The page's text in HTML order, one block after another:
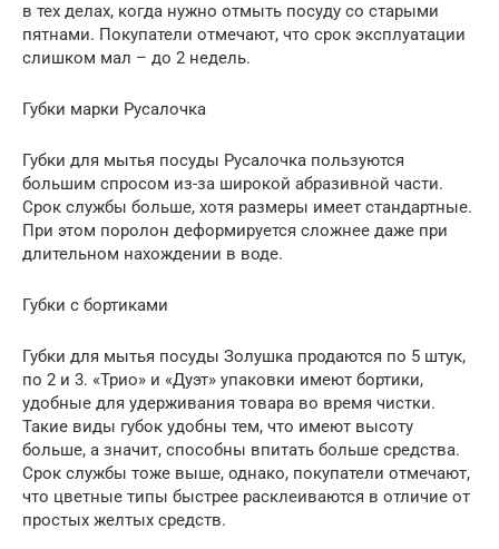
в тех делах, когда нужно отмыть посуду со старыми
пятнами. Покупатели отмечают, что срок эксплуатации
слишком мал – до 2 недель.
Губки марки Русалочка
Губки для мытья посуды Русалочка пользуются
большим спросом из-за широкой абразивной части.
Срок службы больше, хотя размеры имеет стандартные.
При этом поролон деформируется сложнее даже при
длительном нахождении в воде.
Губки с бортиками
Губки для мытья посуды Золушка продаются по 5 штук,
по 2 и 3. «Трио» и «Дуэт» упаковки имеют бортики,
удобные для удерживания товара во время чистки.
Такие виды губок удобны тем, что имеют высоту
больше, а значит, способны впитать больше средства.
Срок службы тоже выше, однако, покупатели отмечают,
что цветные типы быстрее расклеиваются в отличие от
простых желтых средств.